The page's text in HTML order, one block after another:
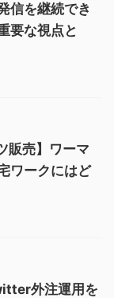
信を継続でき
要な視点と
販売】ワーマ
ワークにはど
外注運用を